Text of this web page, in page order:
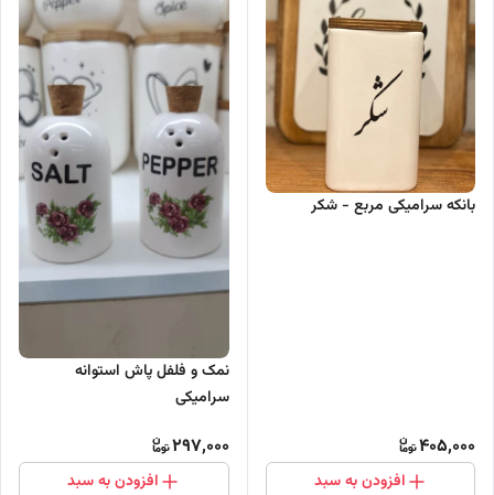
بانکه سرامیکی مربع - شکر
405,000
افزودن به سبد
نمک و فلفل پاش استوانه
سرامیکی
297,000
افزودن به سبد